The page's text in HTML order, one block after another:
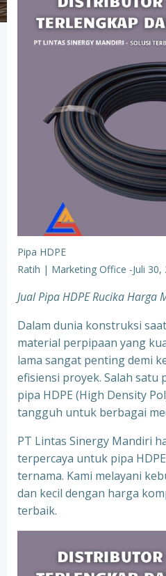
Pipa HDPE
Ratih | Marketing Office -Juli 30,
Jual Pipa HDPE Rucika Harga
Dalam dunia konstruksi
material perpipaan yang
lama sangat penting demi
efisiensi proyek. Salah satu
pipa HDPE (High Density
tangguh untuk berbagai
PT Lintas Sinergy Mandiri
terpercaya untuk pipa
ternama. Kami melayani
dan kecil dengan harga
terbaik.